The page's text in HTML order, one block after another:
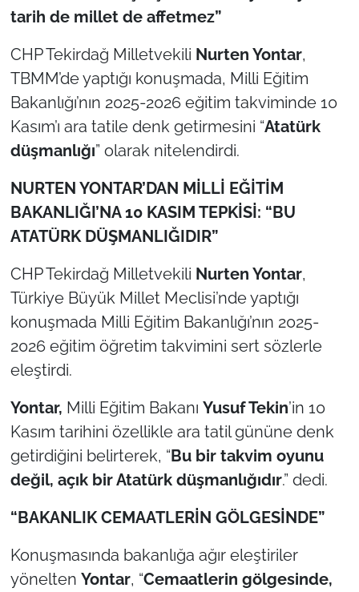
tarih de millet de affetmez”
CHP Tekirdağ Milletvekili Nurten Yontar,
TBMM’de yaptığı konuşmada, Milli Eğitim
Bakanlığı’nın 2025-2026 eğitim takviminde 10
Kasım’ı ara tatile denk getirmesini “Atatürk
düşmanlığı” olarak nitelendirdi.
NURTEN YONTAR’DAN MİLLİ EĞİTİM
BAKANLIĞI’NA 10 KASIM TEPKİSİ: “BU
ATATÜRK DÜŞMANLIĞIDIR”
CHP Tekirdağ Milletvekili Nurten Yontar,
Türkiye Büyük Millet Meclisi’nde yaptığı
konuşmada Milli Eğitim Bakanlığı’nın 2025-
2026 eğitim öğretim takvimini sert sözlerle
eleştirdi.
Yontar, Milli Eğitim Bakanı Yusuf Tekin’in 10
Kasım tarihini özellikle ara tatil gününe denk
getirdiğini belirterek, “Bu bir takvim oyunu
değil, açık bir Atatürk düşmanlığıdır.” dedi.
“BAKANLIK CEMAATLERİN GÖLGESİNDE”
Konuşmasında bakanlığa ağır eleştiriler
yönelten Yontar, “Cemaatlerin gölgesinde,
Bölge
Güvenlik
Genel
Politika
Flaş Haber
Dış Haberler
Magazin
İş Dünyası
Bilim Teknoloji
English News
Canlı Maç
Finans
Genel-A